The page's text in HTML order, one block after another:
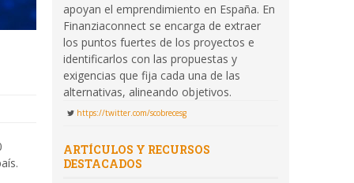
apoyan el emprendimiento en España. En
Finanziaconnect se encarga de extraer
los puntos fuertes de los proyectos e
identificarlos con las propuestas y
exigencias que fija cada una de las
alternativas, alineando objetivos.
https://twitter.com/scobrecesg
ARTÍCULOS Y RECURSOS
DESTACADOS